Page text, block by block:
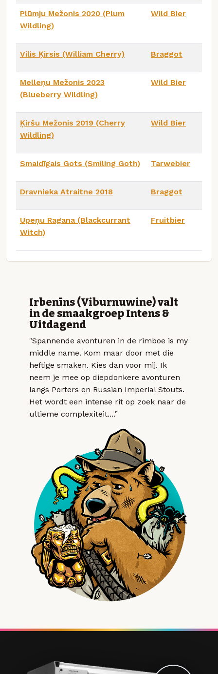
Plūmju Mežonis 2020 (Plum
Wildling)
Wild Bier
Vilis Ķirsis (William Cherry) Braggot
Melleņu Mežonis 2023
(Blueberry Wildling)
Wild Bier
Ķiršu Mežonis 2019 (Cherry
Wildling)
Wild Bier
Smaidīgais Gots (Smiling Goth) Tarwebier
Dravnieka Atraitne 2018 Braggot
Upeņu Ragana (Blackcurrant
Witch)
Fruitbier
Irbenīns (Viburnuwine) valt
in de smaakgroep Intens &
Uitdagend
"Spannende avonturen in de rimboe is my
middle name. Kom maar door met die
heftige smaken. Kies dan voor mij. Ik
neem je mee op diepdonkere avonturen
langs Porters en Russian Imperial Stouts.
Het wordt een intense rit op zoek naar de
ultieme complexiteit....”